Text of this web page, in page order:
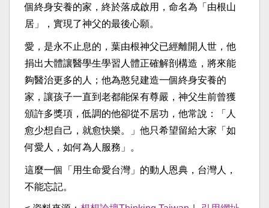
個終身安養的家，終於落成啟用，命名為「由根山
居」，實現了神父的最後心願。
愛，是永不止息的，葉由根神父已經離開人世，他
捐出大體讓醫學生學習人體正確解剖構造，將來能
夠醫治更多的人；他為憨兒建造一個終身安養的
家，讓孩子一直到老都能保有尊嚴，神父生前曾獲
頒許多獎項，低調的他卻從不居功，他常說：「人
愈少想自己，就愈快樂。」他只希望留給大家「如
何愛人，如何為人服務」。
這麼一個「用生命愛台灣」的動人恩典，台灣人，
不能忘記。